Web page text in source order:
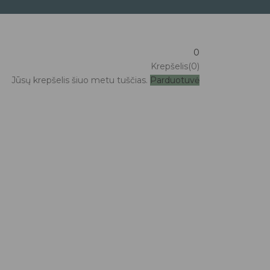
0
Krepšelis(0)
Jūsų krepšelis šiuo metu tuščias. Parduotuvė